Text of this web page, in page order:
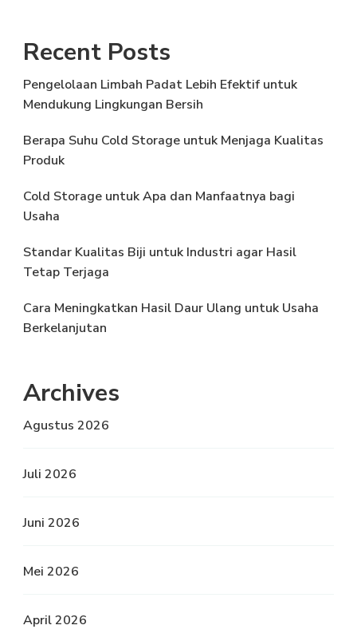
Recent Posts
Pengelolaan Limbah Padat Lebih Efektif untuk
Mendukung Lingkungan Bersih
Berapa Suhu Cold Storage untuk Menjaga Kualitas
Produk
Cold Storage untuk Apa dan Manfaatnya bagi
Usaha
Standar Kualitas Biji untuk Industri agar Hasil
Tetap Terjaga
Cara Meningkatkan Hasil Daur Ulang untuk Usaha
Berkelanjutan
Archives
Agustus 2026
Juli 2026
Juni 2026
Mei 2026
April 2026